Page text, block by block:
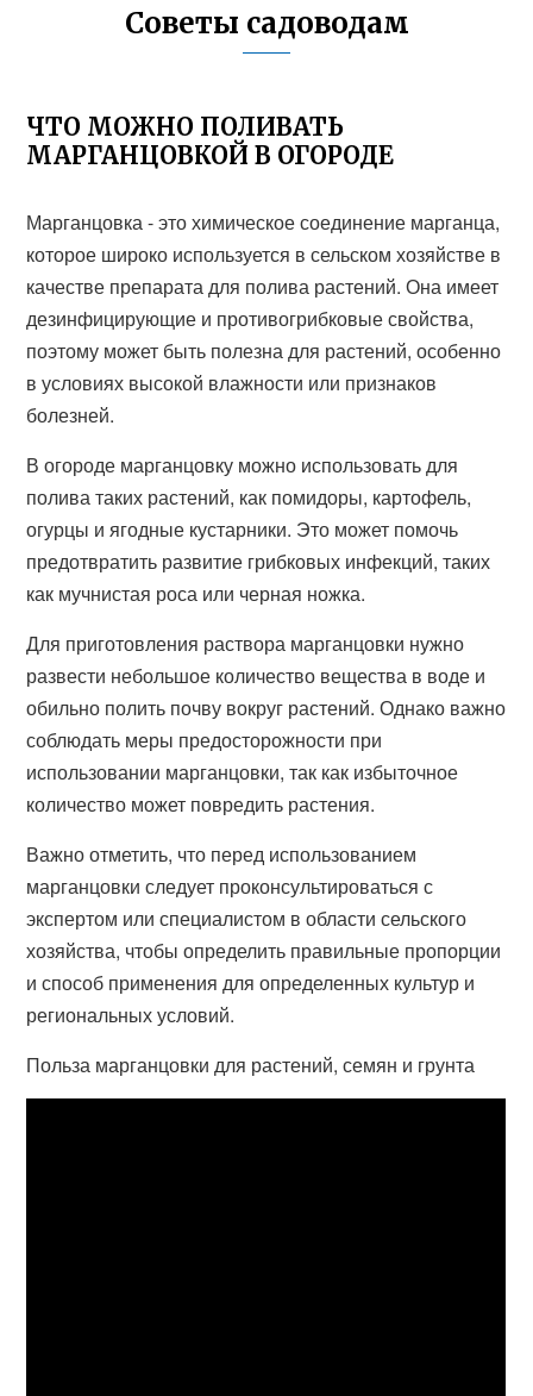
Советы садоводам
ЧТО МОЖНО ПОЛИВАТЬ
МАРГАНЦОВКОЙ В ОГОРОДЕ
Марганцовка - это химическое соединение марганца,
которое широко используется в сельском хозяйстве в
качестве препарата для полива растений. Она имеет
дезинфицирующие и противогрибковые свойства,
поэтому может быть полезна для растений, особенно
в условиях высокой влажности или признаков
болезней.
В огороде марганцовку можно использовать для
полива таких растений, как помидоры, картофель,
огурцы и ягодные кустарники. Это может помочь
предотвратить развитие грибковых инфекций, таких
как мучнистая роса или черная ножка.
Для приготовления раствора марганцовки нужно
развести небольшое количество вещества в воде и
обильно полить почву вокруг растений. Однако важно
соблюдать меры предосторожности при
использовании марганцовки, так как избыточное
количество может повредить растения.
Важно отметить, что перед использованием
марганцовки следует проконсультироваться с
экспертом или специалистом в области сельского
хозяйства, чтобы определить правильные пропорции
и способ применения для определенных культур и
региональных условий.
Польза марганцовки для растений, семян и грунта